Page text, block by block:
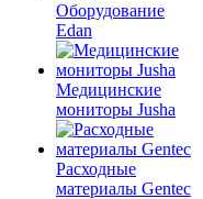
Оборудование
Edan
Медицинские
мониторы Jusha
Расходные
материалы Gentec